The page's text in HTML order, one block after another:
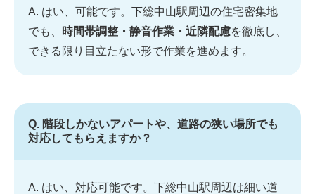
A. はい、可能です。下総中山駅周辺の住宅密集地
でも、
時間帯調整・静音作業・近隣配慮を徹底し、
できる限り目立たない形で作業を進めます。
Q. 階段しかないアパートや、道路の狭い場所でも
対応してもらえますか？
A. はい、対応可能です。下総中山駅周辺は細い道